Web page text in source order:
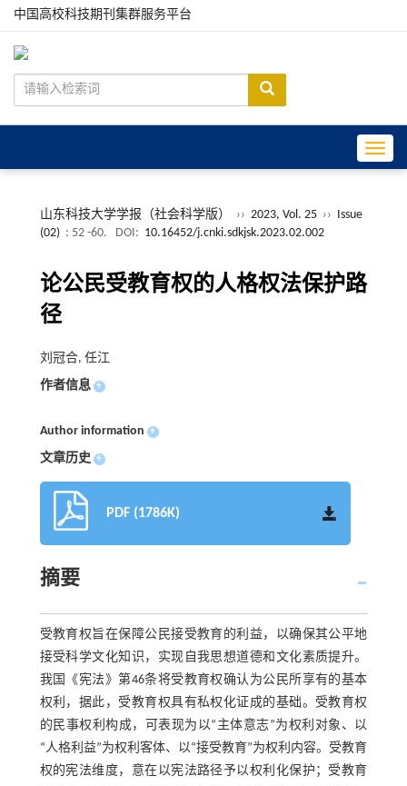
中国高校科技期刊集群服务平台
山东科技大学学报（社会科学版） ›› 2023, Vol. 25 ›› Issue
(02) : 52 -60. DOI: 10.16452/j.cnki.sdkjsk.2023.02.002
论公民受教育权的人格权法保护路
径
刘冠合, 任江
作者信息 +
Author information +
文章历史 +
PDF (1786K)
摘要
受教育权旨在保障公民接受教育的利益，以确保其公平地
接受科学文化知识，实现自我思想道德和文化素质提升。
我国《宪法》第46条将受教育权确认为公民所享有的基本
权利，据此，受教育权具有私权化证成的基础。受教育权
的民事权利构成，可表现为以“主体意志”为权利对象、以
“人格利益”为权利客体、以“接受教育”为权利内容。受教育
权的宪法维度，意在以宪法路径予以权利化保护；受教育